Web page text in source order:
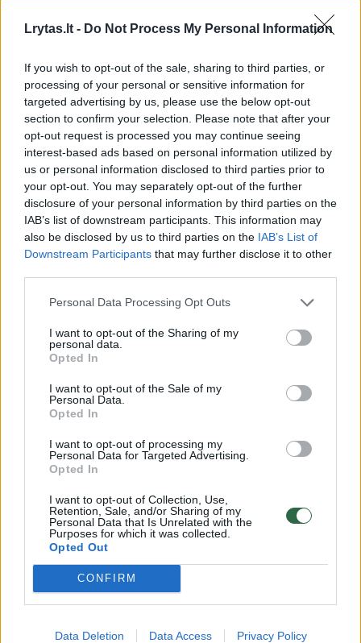
Lrytas.lt - Do Not Process My Personal Information
If you wish to opt-out of the sale, sharing to third parties, or
processing of your personal or sensitive information for
targeted advertising by us, please use the below opt-out
section to confirm your selection. Please note that after your
opt-out request is processed you may continue seeing
interest-based ads based on personal information utilized by
us or personal information disclosed to third parties prior to
your opt-out. You may separately opt-out of the further
disclosure of your personal information by third parties on the
IAB’s list of downstream participants. This information may
also be disclosed by us to third parties on the IAB’s List of
Downstream Participants that may further disclose it to other
Personal Data Processing Opt Outs
I want to opt-out of the Sharing of my
personal data.
Opted In
I want to opt-out of the Sale of my
Personal Data.
Opted In
I want to opt-out of processing my
Personal Data for Targeted Advertising.
Opted In
I want to opt-out of Collection, Use,
Retention, Sale, and/or Sharing of my
Personal Data that Is Unrelated with the
Purposes for which it was collected.
Opted Out
CONFIRM
Data Deletion Data Access Privacy Policy
„Daugiausia nuperkama kabinamų kalendorių,
kuriuos pirkėjai renkasi pagal formatą ir,
žinoma, dizainą bei estetiką. Itin paklausūs
specializuoti plėšomi kalendoriai, pavyzdžiui,
skirti sodininkams ir daržininkams. Šiemet
pastebime didesnį pirkėjų susidomėjimą
kalendorinėmis darbo knygomis“, – sakė R.
Kežionienė.
Pasak jos, šventiniai Advento kalendoriai,
kurie vaikams padeda skaičiuoti dienas iki
Kalėdų ir kasdien pravėrus langelį pradžiugina
saldžia staigmena, praktiškai išperkami per
lapkritį.
kalendros knygynas Vaga
Komentuoti po šiuo straipsniu
Komentuoti gali tik Lrytas registruoti vartotojai.
Prisijunkite prie registruotų vartotojų
bendruomenės ir bendraukite komentaruose!